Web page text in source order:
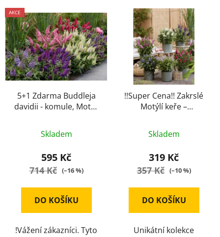
p
r
o
d
u
k
V
ý
p
i
s
p
r
AKCE
5+1 Zdarma Buddleja
davidii - komule, Motýlí
Skladem
595 Kč
714 Kč (–16 %)
DO KOŠÍKU
!Vážení zákazníci. Tyto
!!Super Cena!! Zakrslé
Motýlí keře –
zářivých barev pro vaši
zahradu a balkón.
Skladem
319 Kč
357 Kč (–10 %)
DO KOŠÍKU
Unikátní kolekce